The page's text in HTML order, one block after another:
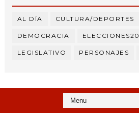
AL DÍA CULTURA/DEPORTES
DEMOCRACIA
LEGISLATIVO PERSONAJES